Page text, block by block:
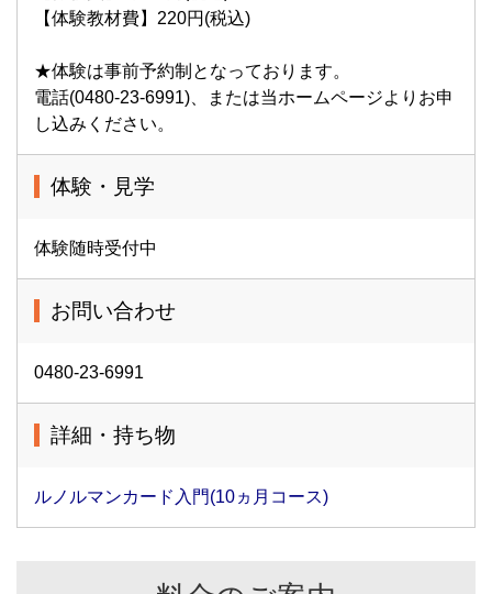
【体験教材費】220円(税込)
★体験は事前予約制となっております。
電話(0480-23-6991)、または当ホームページよりお申
し込みください。
体験・見学
体験随時受付中
お問い合わせ
0480-23-6991
詳細・持ち物
ルノルマンカード入門(10ヵ月コース)